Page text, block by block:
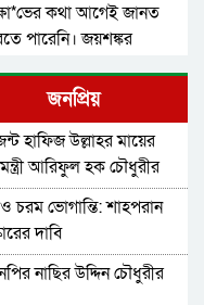
কথা আগেই জানত
পারেনি। জয়শঙ্কর
ক্ষুব্ধ জাতিসংঘ মহাসচিব
সরকারের সময়েই
জাতিসংঘ মহাসচিবের
শতাধিক যাত্রী উ*দ্ধার,
জনপ্রিয়
হাফিজ উল্লাহর মায়ের
আরিফুল হক চৌধুরীর
ভোগান্তি: শাহপরান
দাবি
নাছির উদ্দিন চৌধুরীর